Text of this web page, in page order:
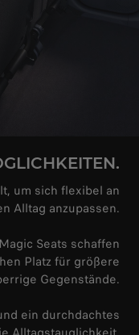
um sich flexibel an
Alltag anzupassen.
Seats schaffen
Platz für größere
Gegenstände.
ein durchdachtes